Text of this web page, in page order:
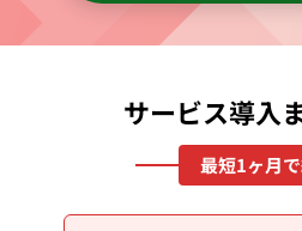
サービス導入
最短1ヶ月